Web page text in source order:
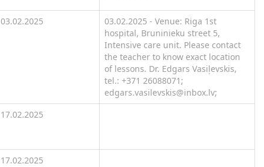
03.02.2025
03.02.2025 - Venue: Riga 1st
hospital, Bruninieku street 5,
Intensive care unit. Please contact
the teacher to know exact location
of lessons. Dr. Edgars Vasiļevskis,
tel.: +371 26088071;
edgars.vasilevskis@inbox.lv;
17.02.2025
17.02.2025